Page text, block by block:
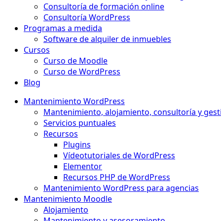
Consultoría de formación online
Consultoría WordPress
Programas a medida
Software de alquiler de inmuebles
Cursos
Curso de Moodle
Curso de WordPress
Blog
Mantenimiento WordPress
Mantenimiento, alojamiento, consultoría y
Servicios puntuales
Recursos
Plugins
Vídeotutoriales de WordPress
Elementor
Recursos PHP de WordPress
Mantenimiento WordPress para agencias
Mantenimiento Moodle
Alojamiento